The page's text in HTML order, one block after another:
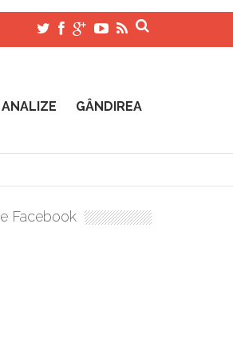
GÂNDIREA
are nevoie de ajutorul nostru!
Facebook